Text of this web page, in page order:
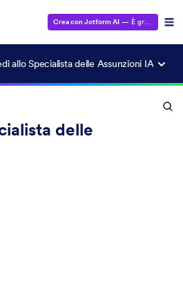
Crea con Jotform AI — È gratuito!
allo Specialista delle Assunzioni IA
delle